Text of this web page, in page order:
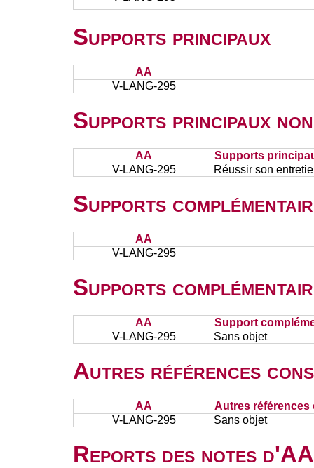
Supports principaux
AA
V-LANG-295
Supports principaux
AA
Supports
V-LANG-295
Réussir son
Supports
AA
V-LANG-295
Supports
AA
Support
V-LANG-295
Sans objet
Autres références
AA
Autres références
V-LANG-295
Sans objet
Reports des notes